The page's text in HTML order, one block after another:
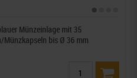
Münzeinlage mit 35
Münzkapseln bis Ø 36 mm